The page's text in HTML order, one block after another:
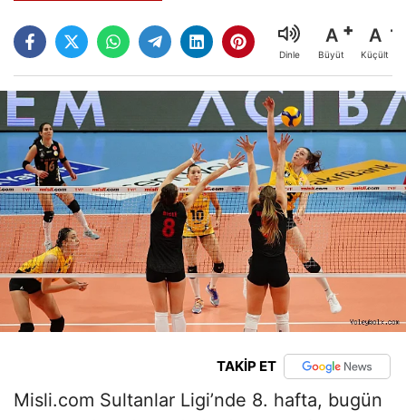
Dinle
A
Büyüt
A
Küçült
TAKİP ET
Misli.com Sultanlar Ligi’nde 8. hafta, bugün